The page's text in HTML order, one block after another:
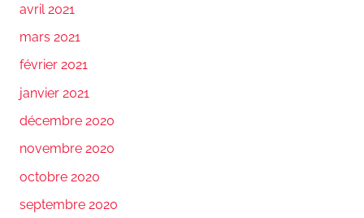
avril 2021
mars 2021
février 2021
janvier 2021
décembre 2020
novembre 2020
octobre 2020
septembre 2020